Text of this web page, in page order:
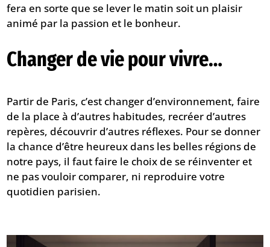
fera en sorte que se lever le matin soit un plaisir
animé par la passion et le bonheur.
Changer de vie pour vivre…
Partir de Paris, c’est changer d’environnement, faire
de la place à d’autres habitudes, recréer d’autres
repères, découvrir d’autres réflexes. Pour se donner
la chance d’être heureux dans les belles régions de
notre pays, il faut faire le choix de se réinventer et
ne pas vouloir comparer, ni reproduire votre
quotidien parisien.